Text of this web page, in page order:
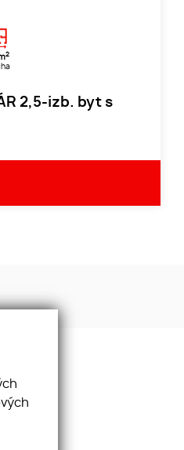
2
2,5-izb. byt s